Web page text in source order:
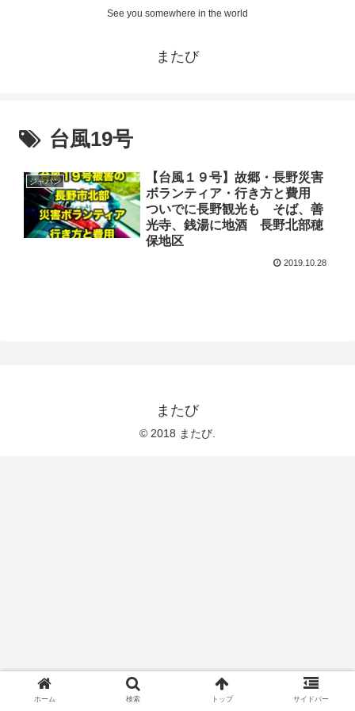
See you somewhere in the world
またび
台風19号
ジャパン
【台風１９号】故郷・長野災害
ボランティア・行き方と費用
ついでに長野観光も そば、善
光寺、銭湯に地酒 長野北部穂
保地区
2019.10.28
またび
© 2018 またび.
ホーム 検索 トップ サイドバー